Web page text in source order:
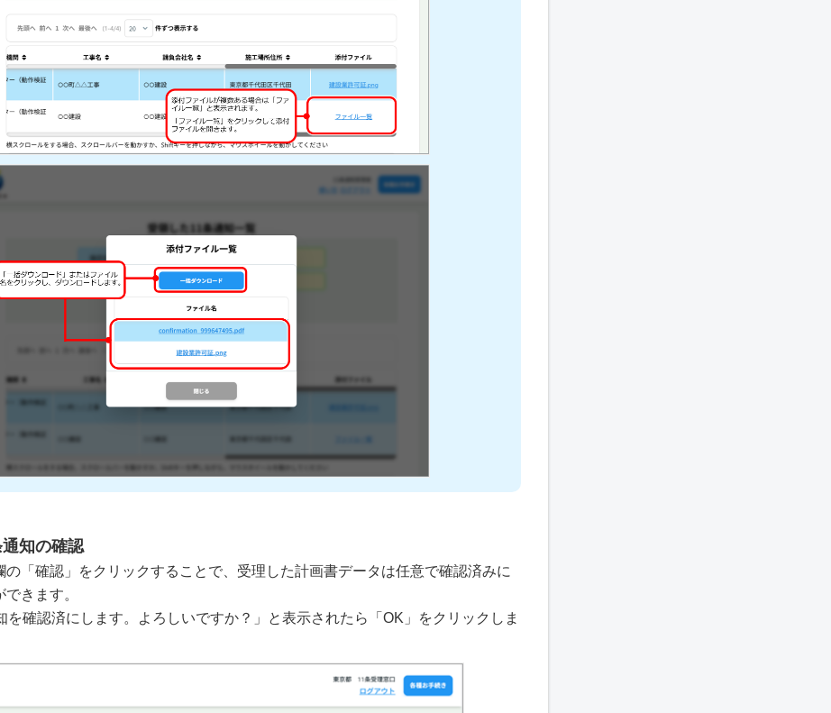
知の確認
の「確認」をクリックすることで、受理した計画書データは任意で確認済みに
きます。
を確認済にします。よろしいですか？」と表示されたら「OK」をクリックしま